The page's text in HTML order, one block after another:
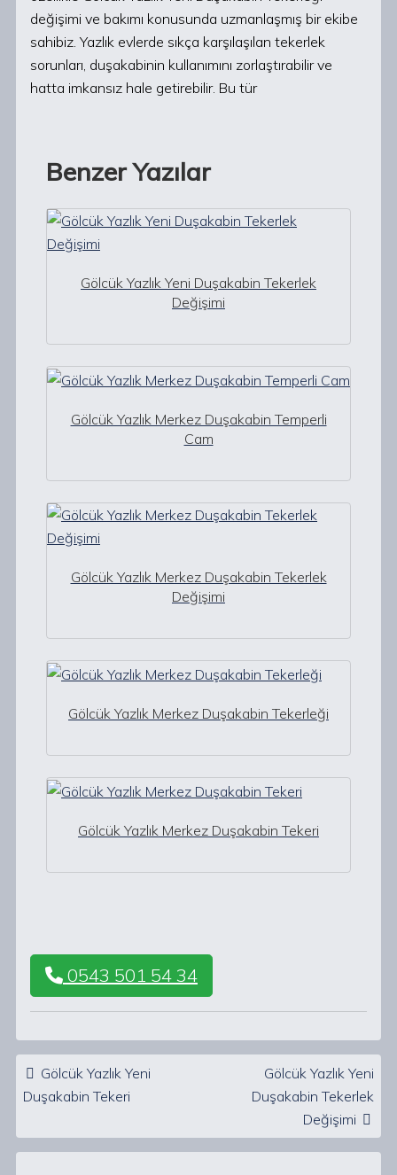
değişimi ve bakımı konusunda uzmanlaşmış bir ekibe
sahibiz. Yazlık evlerde sıkça karşılaşılan tekerlek
sorunları, duşakabinin kullanımını zorlaştırabilir ve
hatta imkansız hale getirebilir. Bu tür
Benzer Yazılar
Gölcük Yazlık Yeni Duşakabin Tekerlek
Değişimi
Gölcük Yazlık Merkez Duşakabin Temperli
Cam
Gölcük Yazlık Merkez Duşakabin Tekerlek
Değişimi
Gölcük Yazlık Merkez Duşakabin Tekerleği
Gölcük Yazlık Merkez Duşakabin Tekeri
0543 501 54 34
Post navigation
Gölcük Yazlık Yeni
Duşakabin Tekeri
Gölcük Yazlık Yeni
Duşakabin Tekerlek
Değişimi